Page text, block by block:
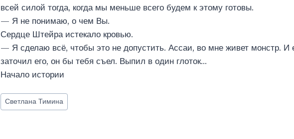
всей силой тогда, когда мы меньше всего будем к этому готовы.
— Я не понимаю, о чем Вы.
Сердце Штейра истекало кровью.
— Я сделаю всё, чтобы это не допустить. Ассаи, во мне живет монстр. И
заточил его, он бы тебя съел. Выпил в один глоток…
Начало истории
Метки
записи:
Светлана Тимина